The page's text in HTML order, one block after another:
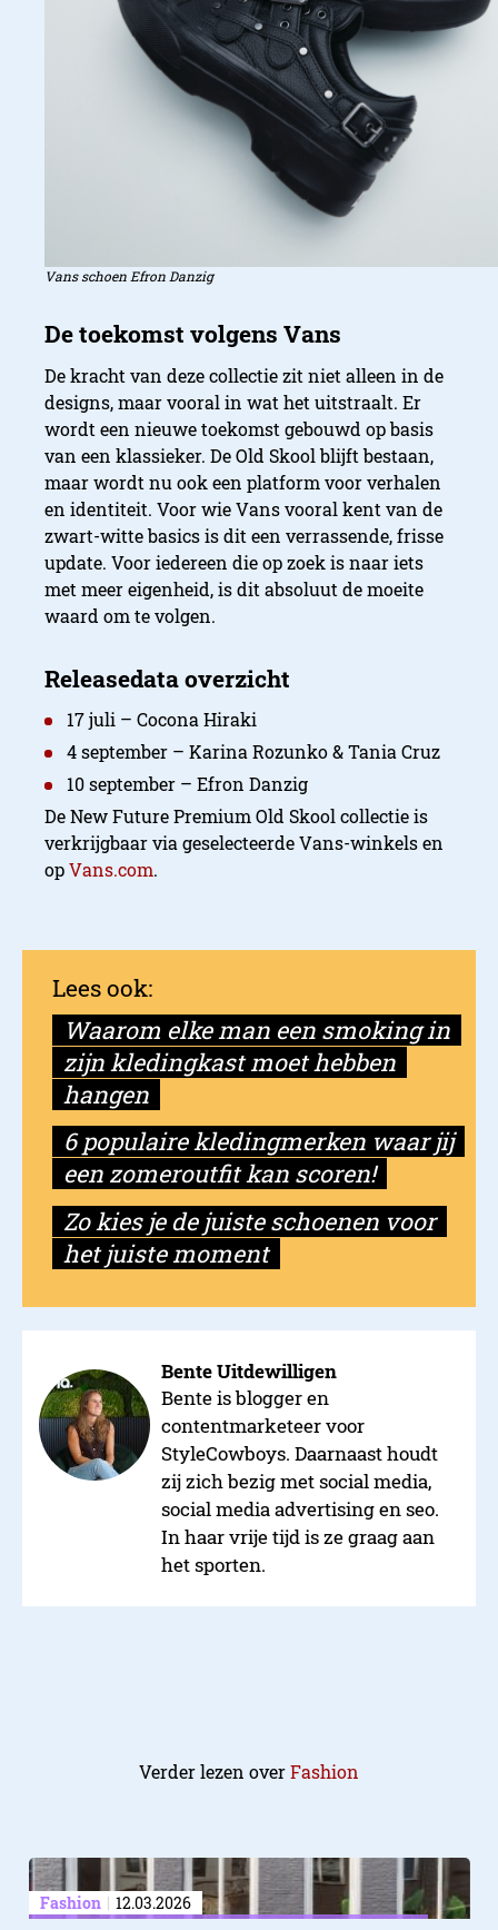
Karina Rozunko en Tania
Vans schoen Efron Danzig
De kracht van deze collectie zit niet alleen in de
designs, maar vooral in wat het uitstraalt. Er
wordt een nieuwe toekomst gebouwd op basis
van een klassieker. De Old Skool blijft bestaan,
maar wordt nu ook een platform voor verhalen
en identiteit. Voor wie Vans vooral kent van de
zwart-witte basics is dit een verrassende, frisse
update. Voor iedereen die op zoek is naar iets
met meer eigenheid, is dit absoluut de moeite
waard om te volgen.
17 juli – Cocona Hiraki
4 september – Karina Rozunko & Tania Cruz
10 september – Efron Danzig
De New Future Premium Old Skool collectie is
verkrijgbaar via geselecteerde Vans-winkels en
opVans.com.
Waarom elke man een smoking in
zijn kledingkast moet hebben
hangen
6 populaire kledingmerken waar jij
een zomeroutfit kan scoren!
Zo kies je de juiste schoenen voor
het juiste moment
Bente Uitdewilligen
Bente is blogger en
contentmarketeer voor
StyleCowboys. Daarnaast houdt
zij zich bezig met social media,
social media advertising en seo.
In haar vrije tijd is ze graag aan
het sporten.
Verder lezen overFashion
Fashion 12.03.2026